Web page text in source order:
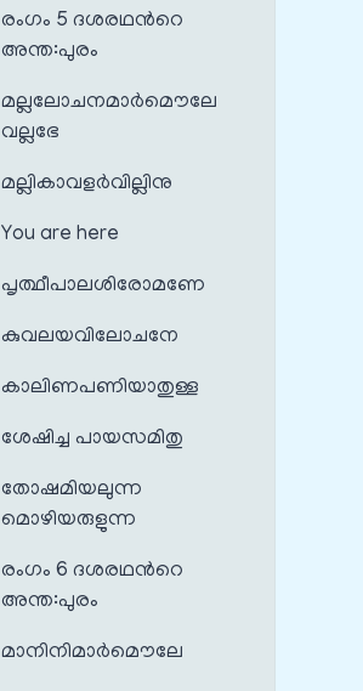
രംഗം 5 ദശരഥന്‍റെ
അന്ത:പുരം
മല്ലലോചനമാർമൌലേ
വല്ലഭേ
മല്ലികാവളർവില്ലിനു
You are here
പൃത്ഥീപാലശിരോമണേ
കുവലയവിലോചനേ
കാലിണപണിയാതുള്ള
ശേഷിച്ച പായസമിതു
തോഷമിയലുന്ന
മൊഴിയരുളുന്ന
രംഗം 6 ദശരഥന്‍റെ
അന്ത:പുരം
മാനിനിമാർമൌലേ